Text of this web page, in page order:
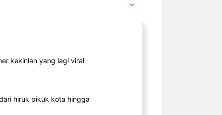
kekinian yang lagi viral
hiruk pikuk kota hingga